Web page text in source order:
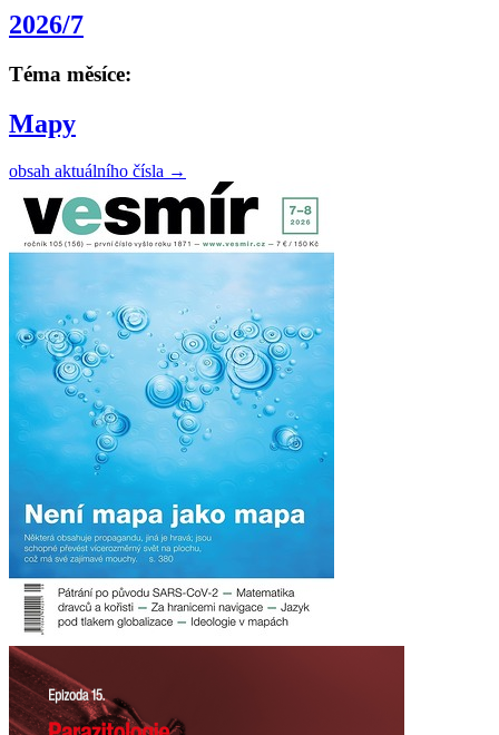
2026/7
Téma měsíce:
Mapy
obsah aktuálního čísla →